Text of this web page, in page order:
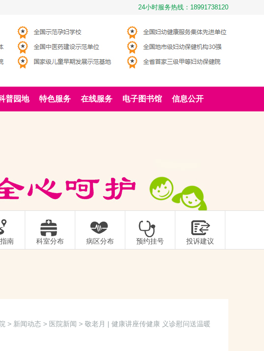
24小时服务热线：18991738120
普园地 特色服务 在线服务 电子图书馆 信息公开
南 科室分布 病区分布 预约挂号 投诉建议
> 新闻动态 > 医院新闻 > 敬老月 | 健康讲座传健康 义诊慰问送温暖